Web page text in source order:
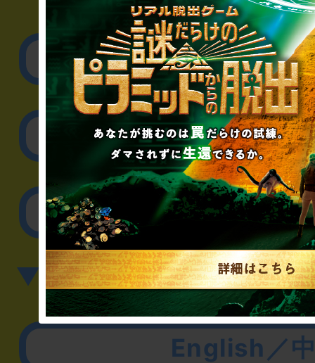
▼企業／法人の方
リアル脱出ゲーム制作
取材に関するお
その他のご相談／
▼英語、中国語でのお問
English／